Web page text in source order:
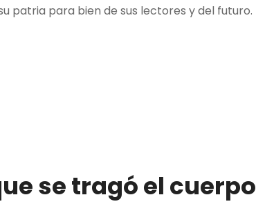
patria para bien de sus lectores y del futuro.
se tragó el cuerpo